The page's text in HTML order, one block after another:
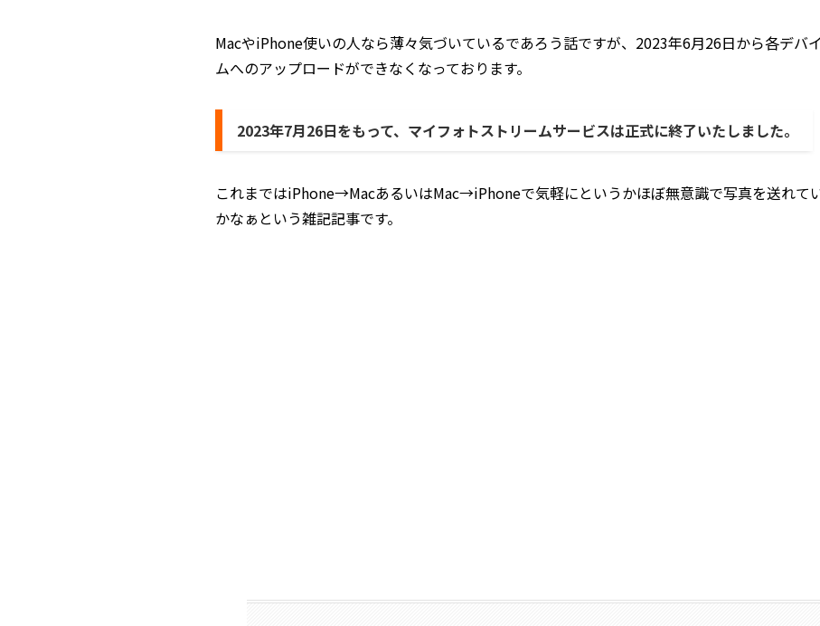
MacやiPhone使いの人なら薄々気づいているであろう話ですが、2023年6月26日から各デバ
ムへのアップロードができなくなっております。
2023年7月26日をもって、マイフォトストリームサービスは正式に終了いたしました。
これまではiPhone→MacあるいはMac→iPhoneで気軽にというかほぼ無意識で写真を送れて
かなぁという雑記記事です。